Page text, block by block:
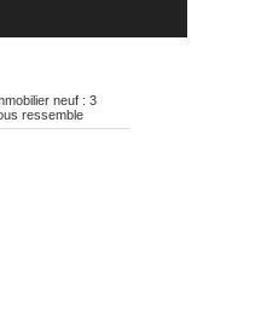
neuf : 3
ressemble